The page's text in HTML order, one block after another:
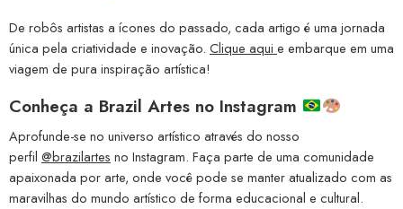
De robôs artistas a ícones do passado, cada artigo é uma jornada
única pela criatividade e inovação. Clique aqui e embarque em uma
viagem de pura inspiração artística!
Conheça a Brazil Artes no Instagram
Aprofunde-se no universo artístico através do nosso
perfil @brazilartes no Instagram. Faça parte de uma comunidade
apaixonada por arte, onde você pode se manter atualizado com as
maravilhas do mundo artístico de forma educacional e cultural.